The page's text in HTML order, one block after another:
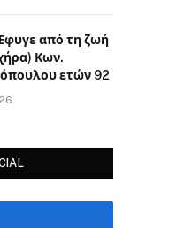
από τη ζωή
Κων.
ετών 92